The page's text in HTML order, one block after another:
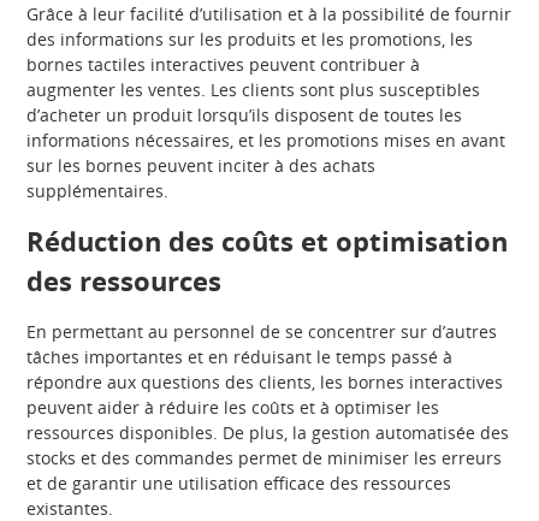
Grâce à leur facilité d’utilisation et à la possibilité de fournir
des informations sur les produits et les promotions, les
bornes tactiles interactives peuvent contribuer à
augmenter les ventes. Les clients sont plus susceptibles
d’acheter un produit lorsqu’ils disposent de toutes les
informations nécessaires, et les promotions mises en avant
sur les bornes peuvent inciter à des achats
supplémentaires.
Réduction des coûts et optimisation
des ressources
En permettant au personnel de se concentrer sur d’autres
tâches importantes et en réduisant le temps passé à
répondre aux questions des clients, les bornes interactives
peuvent aider à réduire les coûts et à optimiser les
ressources disponibles. De plus, la gestion automatisée des
stocks et des commandes permet de minimiser les erreurs
et de garantir une utilisation efficace des ressources
existantes.